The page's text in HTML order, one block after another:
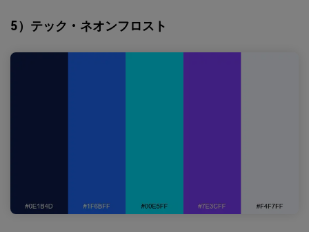
5）テック・ネオンフロスト